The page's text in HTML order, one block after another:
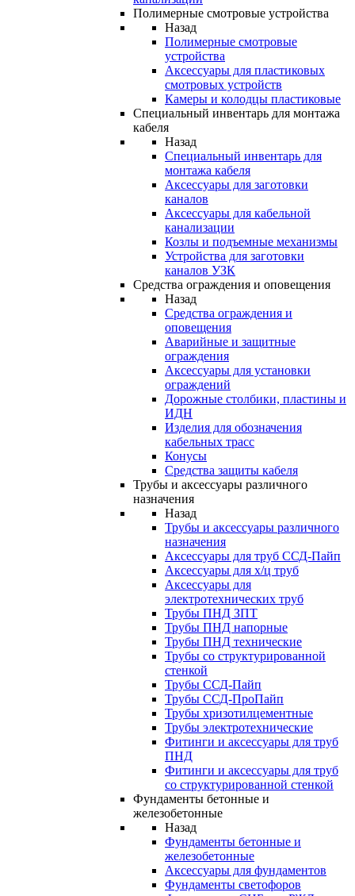
Полимерные смотровые устройства
Назад
Полимерные смотровые
устройства
Аксессуары для пластиковых
смотровых устройств
Камеры и колодцы пластиковые
Специальный инвентарь для монтажа
кабеля
Назад
Специальный инвентарь для
монтажа кабеля
Аксессуары для заготовки
каналов
Аксессуары для кабельной
канализации
Козлы и подъемные механизмы
Устройства для заготовки
каналов УЗК
Средства ограждения и оповещения
Назад
Средства ограждения и
оповещения
Аварийные и защитные
ограждения
Аксессуары для установки
ограждений
Дорожные столбики, пластины и
ИДН
Изделия для обозначения
кабельных трасс
Конусы
Средства защиты кабеля
Трубы и аксессуары различного
назначения
Назад
Трубы и аксессуары различного
назначения
Аксессуары для труб ССД-Пайп
Аксессуары для х/ц труб
Аксессуары для
электротехнических труб
Трубы ПНД ЗПТ
Трубы ПНД напорные
Трубы ПНД технические
Трубы со структурированной
стенкой
Трубы ССД-Пайп
Трубы ССД-ПроПайп
Трубы хризотилцементные
Трубы электротехнические
Фитинги и аксессуары для труб
ПНД
Фитинги и аксессуары для труб
со структурированной стенкой
Фундаменты бетонные и
железобетонные
Назад
Фундаменты бетонные и
железобетонные
Аксессуары для фундаментов
Фундаменты светофоров